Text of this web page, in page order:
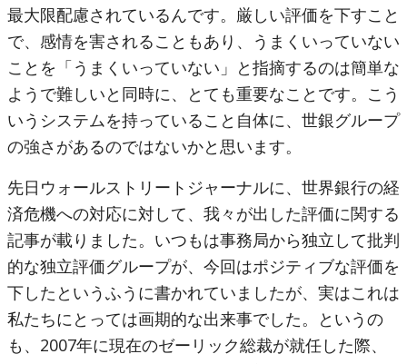
最大限配慮されているんです。厳しい評価を下すこと
で、感情を害されることもあり、うまくいっていない
ことを「うまくいっていない」と指摘するのは簡単な
ようで難しいと同時に、とても重要なことです。こう
いうシステムを持っていること自体に、世銀グループ
の強さがあるのではないかと思います。
先日ウォールストリートジャーナルに、世界銀行の経
済危機への対応に対して、我々が出した評価に関する
記事が載りました。いつもは事務局から独立して批判
的な独立評価グループが、今回はポジティブな評価を
下したというふうに書かれていましたが、実はこれは
私たちにとっては画期的な出来事でした。というの
も、2007年に現在のゼーリック総裁が就任した際、